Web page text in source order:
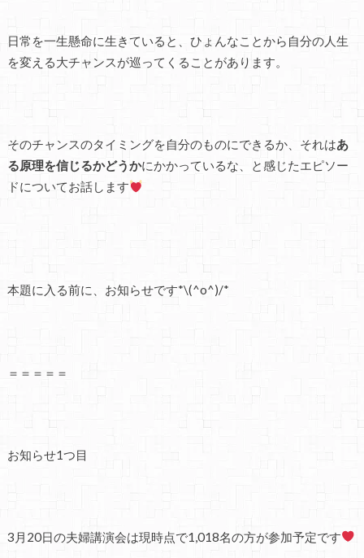
日常を一生懸命に生きていると、ひょんなことから自分の人生
を変える大チャンスが巡ってくることがあります。
そのチャンスのタイミングを自分のものにできるか、それはあ
る原理を信じるかどうかにかかっているな、と感じたエピソー
ドについてお話します
本題に入る前に、お知らせです*\(^o^)/*
＝＝＝＝＝
お知らせ1つ目
3月20日の夫婦講演会は現時点で1,018名の方が参加予定です